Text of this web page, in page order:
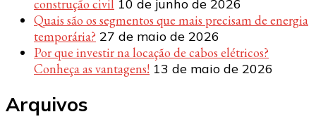
construção civil 10 de junho de 2026
Quais são os segmentos que mais precisam de energia
temporária? 27 de maio de 2026
Por que investir na locação de cabos elétricos?
Conheça as vantagens! 13 de maio de 2026
Arquivos